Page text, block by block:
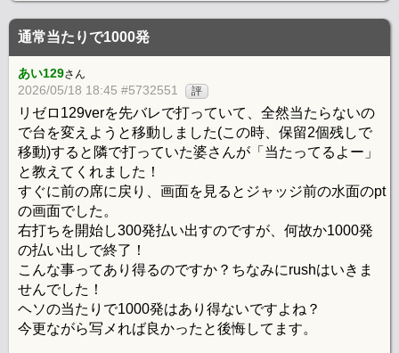
通常当たりで1000発
あい129さん
2026/05/18 18:45 #5732551 評
リゼロ129verを先バレで打っていて、全然当たらないの
で台を変えようと移動しました(この時、保留2個残しで
移動)すると隣で打っていた婆さんが「当たってるよー」
と教えてくれました！
すぐに前の席に戻り、画面を見るとジャッジ前の水面のpt
の画面でした。
右打ちを開始し300発払い出すのですが、何故か1000発
の払い出しで終了！
こんな事ってあり得るのですか？ちなみにrushはいきま
せんでした！
ヘソの当たりで1000発はあり得ないですよね？
今更ながら写メれば良かったと後悔してます。